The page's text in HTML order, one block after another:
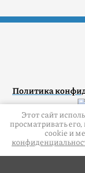
Политика
Этот сайт
просматривать
cookie и